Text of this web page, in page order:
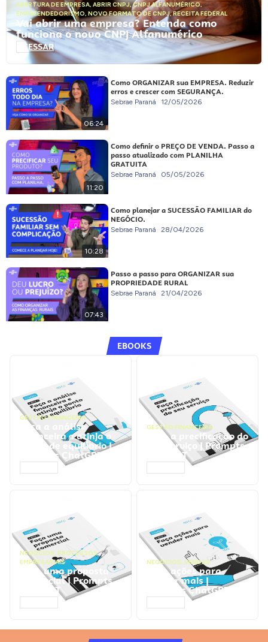
ABERTURA DE EMPRESA, ABRIR CNPJ,CNPJ ALFANUMÉRICO,
EMPREENDEDORISMO, NOVO FORMATO DE CNPJ,RECEITA FEDERAL
Vai abrir uma empresa? Entenda como
funciona o novo CNPJ Alfanumérico
ACESSAR
06:24
Como ORGANIZAR sua EMPRESA. Reduzir
erros e crescer com SEGURANÇA.
Sebrae Paraná 12/05/2026
11:20
Como definir o PREÇO DE VENDA. Passo a
passo atualizado com PLANILHA
GRATUITA
Sebrae Paraná 05/05/2026
10:28
Como planejar a SUCESSÃO FAMILIAR do
NEGÓCIO.
Sebrae Paraná 28/04/2026
07:43
Passo a passo para ORGANIZAR sua
PROPRIEDADE RURAL
Sebrae Paraná 21/04/2026
EBOOKS
GESTÃO FINANCEIRA
Faça a análise
financeira e atinja o
ponto de equilíbrio |
Prompts ChatGPT
GESTÃO FINANCEIRA
Faça a precificação do
seu serviço | Prompts
ChatGPT
NEGÓCIOS, PROCESSOS
EMPRESARIAIS
Faça uma proposta
comercial | Prompts
ChatGPT
NEGÓCIOS, VENDAS
Faça ações para
vender mais |
Prompts ChatGPT